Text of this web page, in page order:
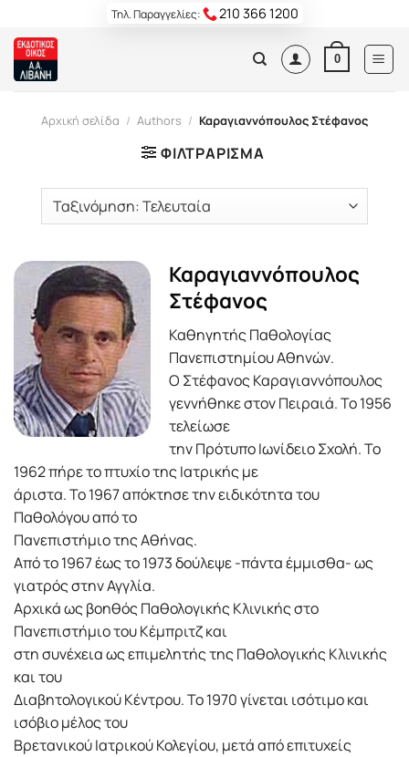
content
Τηλ. Παραγγελίες: 210 366 1200
0
Αρχική σελίδα / Authors / Καραγιαννόπουλος Στέφανος
ΦΙΛΤΡΆΡΙΣΜΑ
Καραγιαννόπουλος
Στέφανος
Καθηγητής Παθολογίας
Πανεπιστημίου Αθηνών.
Ο Στέφανος Καραγιαννόπουλος
γεννήθηκε στον Πειραιά. Το 1956
τελείωσε
την Πρότυπο Ιωνίδειο Σχολή. Το
1962 πήρε το πτυχίo της Ιατρικής με
άριστα. Το 1967 απόκτησε την ειδικότητα του
Παθολόγου από το
Πανεπιστήμιο της Αθήνας.
Από το 1967 έως το 1973 δούλεψε -πάντα έμμισθα- ως
γιατρός στην Αγγλία.
Αρχικά ως βοηθός Παθολογικής Κλινικής στο
Πανεπιστήμιο του Κέμπριτζ και
στη συνέχεια ως επιμελητής της Παθολογικής Κλινικής
και του
Διαβητολογικού Κέντρου. Το 1970 γίνεται ισότιμο και
ισόβιο μέλος του
Βρετανικού Ιατρικού Κολεγίου, μετά από επιτυχείς